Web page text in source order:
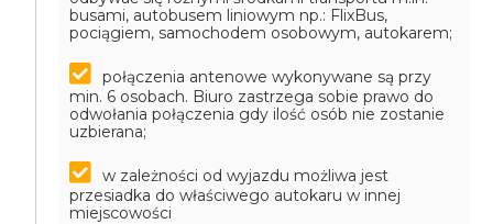
busami, autobusem liniowym np.: FlixBus,
pociągiem, samochodem osobowym, autokarem;
połączenia antenowe wykonywane są przy
min. 6 osobach. Biuro zastrzega sobie prawo do
odwołania połączenia gdy ilość osób nie zostanie
uzbierana;
w zależności od wyjazdu możliwa jest
przesiadka do właściwego autokaru w innej
miejscowości